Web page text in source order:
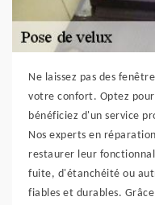
Ne laissez pas des
votre confort. Optez
bénéficiez d'un service
Nos experts en
restaurer leur
fuite, d'étanchéité ou
fiables et durables.